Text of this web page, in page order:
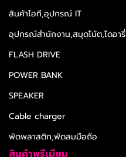
สินค้าไอที,อุปกรณ์ IT
อุปกรณ์สำนักงาน,สมุดโน้ต,ไดอารี่
FLASH DRIVE
POWER BANK
SPEAKER
Cable charger
พัดพลาสติก,พัดลมมือถือ
สินค้าพรีเมียม